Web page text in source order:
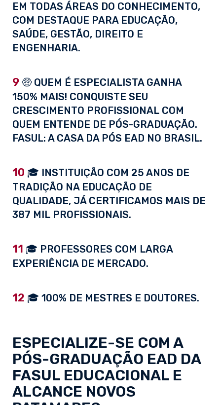
EM TODAS ÁREAS DO CONHECIMENTO,
COM DESTAQUE PARA EDUCAÇÃO,
SAÚDE, GESTÃO, DIREITO E
ENGENHARIA.
9 🤑 QUEM É ESPECIALISTA GANHA
150% MAIS! CONQUISTE SEU
CRESCIMENTO PROFISSIONAL COM
QUEM ENTENDE DE PÓS-GRADUAÇÃO.
FASUL: A CASA DA PÓS EAD NO BRASIL.
10 🎓 INSTITUIÇÃO COM 25 ANOS DE
TRADIÇÃO NA EDUCAÇÃO DE
QUALIDADE, JÁ CERTIFICAMOS MAIS DE
387 MIL PROFISSIONAIS.
11 🎓 PROFESSORES COM LARGA
EXPERIÊNCIA DE MERCADO.
12 🎓 100% DE MESTRES E DOUTORES.
ESPECIALIZE-SE COM A
PÓS-GRADUAÇÃO EAD DA
FASUL EDUCACIONAL E
ALCANCE NOVOS